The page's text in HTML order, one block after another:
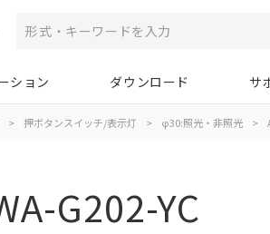
ション ダウンロード サ
> 押ボタンスイッチ/表示灯 > φ30:照光・非照光 >
G202-YC